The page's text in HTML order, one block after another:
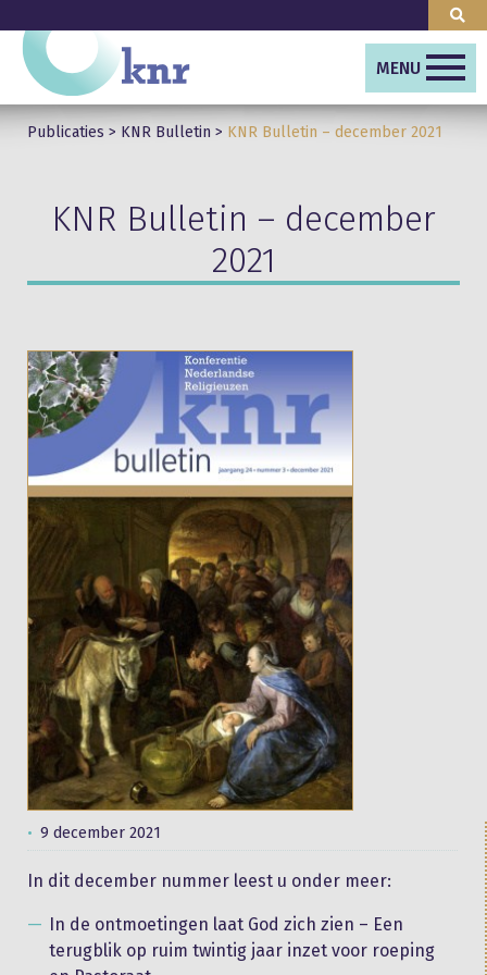
MENU
Publicaties > KNR Bulletin > KNR Bulletin – december 2021
KNR Bulletin – december
2021
9 december 2021
In dit december nummer leest u onder meer:
In de ontmoetingen laat God zich zien – Een
terugblik op ruim twintig jaar inzet voor roeping